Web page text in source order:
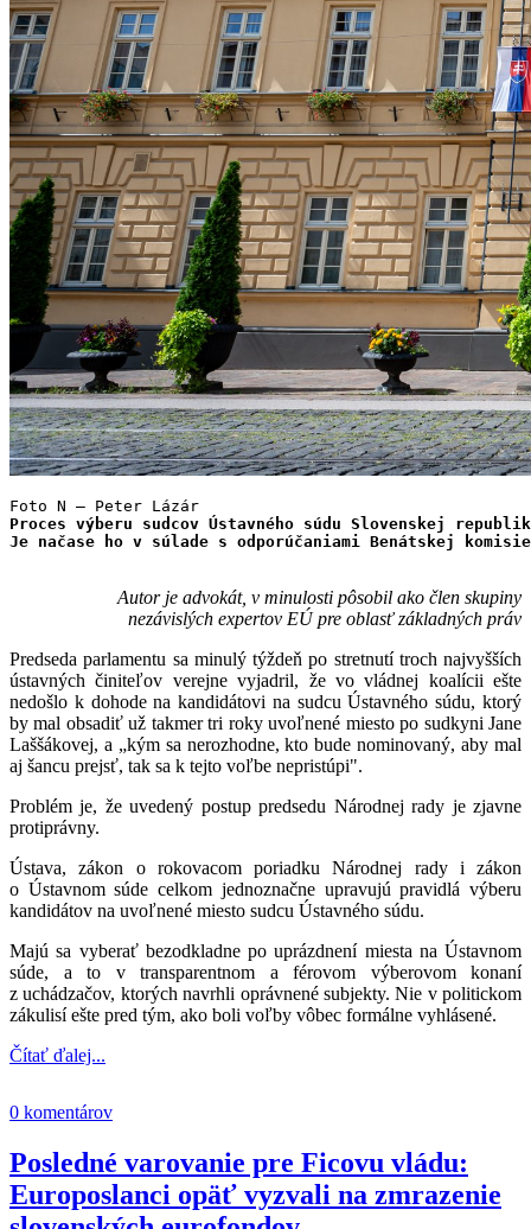
Foto N – Peter Lázár
Proces výberu sudcov Ústavného súdu Slovenskej
Je načase ho v súlade s odporúčaniami Benátskej
Autor je advokát, v minulosti pôsobil ako člen skupiny
nezávislých expertov EÚ pre oblasť základných práv
Predseda parlamentu sa minulý týždeň po stretnutí troch najvyšších
ústavných činiteľov verejne vyjadril, že vo vládnej koalícii ešte
nedošlo k dohode na kandidátovi na sudcu Ústavného súdu, ktorý
by mal obsadiť už takmer tri roky uvoľnené miesto po sudkyni Jane
Laššákovej, a „kým sa nerozhodne, kto bude nominovaný, aby mal
aj šancu prejsť, tak sa k tejto voľbe nepristúpi".
Problém je, že uvedený postup predsedu Národnej rady je zjavne
protiprávny.
Ústava, zákon o rokovacom poriadku Národnej rady i zákon
o Ústavnom súde celkom jednoznačne upravujú pravidlá výberu
kandidátov na uvoľnené miesto sudcu Ústavného súdu.
Majú sa vyberať bezodkladne po uprázdnení miesta na Ústavnom
súde, a to v transparentnom a férovom výberovom konaní
z uchádzačov, ktorých navrhli oprávnené subjekty. Nie v politickom
zákulisí ešte pred tým, ako boli voľby vôbec formálne vyhlásené.
Čítať ďalej...
0 komentárov
Posledné varovanie pre Ficovu vládu:
Europoslanci opäť vyzvali na zmrazenie